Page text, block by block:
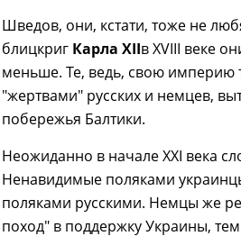
Шведов, они, кстати, тоже не
блицкриг Карла XIIв XVIII веке
меньше. Те, ведь, свою империю
"жертвами" русских и немцев,
побережья Балтики.
Неожиданно в начале XXI века
Ненавидимые поляками
поляками русскими. Немцы же
поход" в поддержку Украины,